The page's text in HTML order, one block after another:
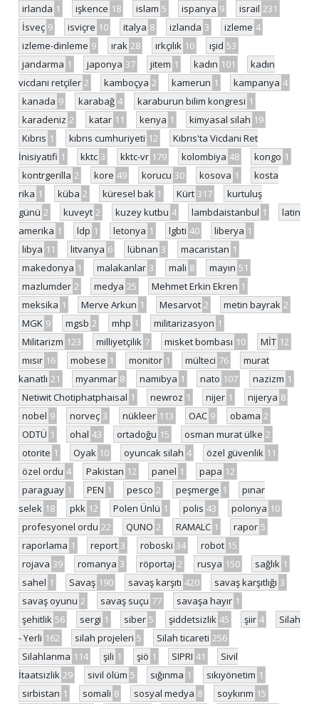
irlanda 1 işkence 18 islam 5 ispanya 9 israil 231
İsveç 9 isviçre 10 italya 8 izlanda 3 izleme 4
izleme-dinleme 9 ırak 28 ırkçılık 10 ışid 53
jandarma 1 japonya 37 jitem 1 kadın 101
kadın
vicdani retçiler 2 kamboçya 2 kamerun 1 kampanya 4
kanada 9 karabağ 4 karaburun bilim kongresi 1
karadeniz 2 katar 11 kenya 1 kimyasal silah 19
Kıbrıs 1 kıbrıs cumhuriyeti 12
Kıbrıs'ta Vicdani Ret
İnisiyatifi 1 kktc 3 kktc-vr 179 kolombiya 48 kongo 1
kontrgerilla 2 kore 49 korucu 30 kosova 1
kosta
rika 1 küba 2 küresel bak 1 Kürt 317
kurtuluş
günü 2 kuveyt 2 kuzey kutbu 4 lambdaistanbul 1
latin
amerika 1 ldp 1 letonya 1 lgbti 40 liberya 1
libya 11 litvanya 6 lübnan 3 macaristan 1
makedonya 1 malakanlar 3 mali 8 mayın 51
mazlumder 2 medya 25 Mehmet Erkin Ekren 1
meksika 1 Merve Arkun 1 Mesarvot 2 metin bayrak 2
MGK 9 mgsb 2 mhp 1 militarizasyon 1
Militarizm 123 milliyetçilik 7 misket bombası 10 MİT 12
mısır 16 mobese 1 monitor 1 mülteci 76
murat
kanatlı 21 myanmar 8 namibya 1 nato 107 nazizm 1
Netiwit Chotiphatphaisal 1 newroz 1 nijer 1 nijerya 8
nobel 9 norveç 3 nükleer 113 OAC 9 obama 2
ODTÜ 1 ohal 43 ortadoğu 15 osman murat ülke 2
otorite 1 Oyak 10 oyuncak silah 4 özel güvenlik 11
özel ordu 4 Pakistan 12 panel 1 papa 12
paraguay 1 PEN 1 pesco 2 peşmerge 1
pınar
selek 18 pkk 12 Polen Ünlü 1 polis 43 polonya 10
profesyonel ordu 22 QUNO 2 RAMALC 1 rapor 5
raporlama 1 report 3 roboski 34 robot 15
rojava 39 romanya 3 röportaj 2 rusya 150 sağlık 1
sahel 1 Savaş 190 savaş karşıtı 420 savaş karşıtlığı 3
savaş oyunu 2 savaş suçu 77 savaşa hayır 1
şehitlik 56 sergi 1 siber 5 şiddetsizlik 45 şiir 4
Silah
- Yerli 162 silah projeleri 5 Silah ticareti 256
Silahlanma 114 şili 1 şiö 1 SIPRI 41
Sivil
İtaatsizlik 29 sivil ölüm 5 sığınma 1 sıkıyönetim 1
sırbistan 1 somali 8 sosyal medya 8 soykırım 15